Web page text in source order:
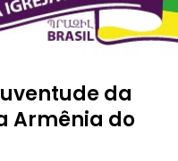
da
Armênia do